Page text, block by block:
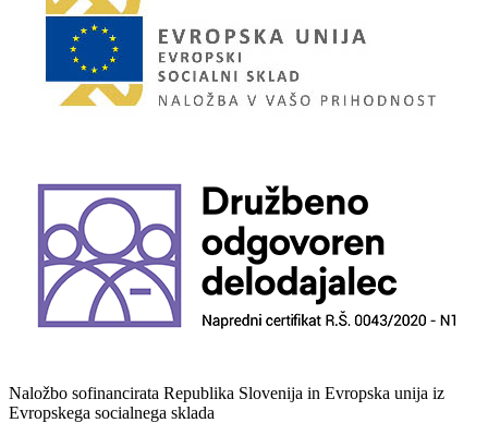
Naložbo sofinancirata Republika Slovenija in Evropska unija iz
Evropskega socialnega sklada